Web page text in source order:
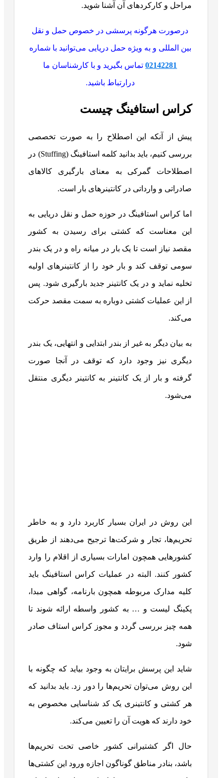
مراحل و کارکردهای آن آشنا شوید.
درصورت هرگونه پرسشی در خصوص حمل و نقل
بین المللی و به ویژه حمل دریایی می‌توانید با شماره
02142281تماس بگیرید و با کارشناسان ما
درارتباط باشید.
کراس استافینگ چیست
پیش از آنکه این اصطلاح را به صورت تخصصی
بررسی کنیم، باید بدانید کلمه استافینگ (Stuffing) در
اصطلاحات گمرکی به معنای بارگیری کالاهای
صادراتی و وارداتی در کانتینرهای بار است.
اما کراس استافینگ در حوزه حمل و نقل دریایی به
این معناست که کشتی برای رسیدن به کشور
مقصد نیاز است تا یک بار در میانه راه و در یک بندر
سومی توقف کند و بار خود را از کانتینرهای اولیه
تخلیه نماید و در یک کانتینر جدید بارگیری شود. پس
از این عملیات کشتی دوباره به سمت مقصد حرکت
می‌کند.
به بیان دیگر به غیر از بندر ابتدایی و انتهایی، یک بندر
دیگری نیز وجود دارد که توقف در آنجا صورت
گرفته و بار از یک کانتینر به کانتینر دیگری منتقل
می‌شود.
این روش در ایران بسیار کاربرد دارد و به خاطر
تحریم‌ها، تجار و شرکت‌ها ترجیح می‌دهند از طریق
کشورهایی همچون امارات بسیاری از اقلام را وارد
کشور کنند. البته در عملیات کراس استافینگ باید
کلیه مدارک مربوطه همچون بارنامه، گواهی مبدا،
پکینگ لیست و … به کشور واسطه ارائه شوند تا
همه چیز بررسی گردد و مجوز کراس استاف صادر
شود.
شاید این پرسش برایتان به وجود بیاید که چگونه با
این روش می‌توان تحریم‌ها را دور زد. باید بدانید که
هر کشتی و کانتینری یک کد شناسایی مخصوص به
خود دارند که هویت آن را تعیین می‌کند.
حال اگر کشتیرانی کشور خاصی تحت تحریم‌ها
باشد، بنادر مناطق گوناگون اجازه ورود این کشتی‌ها